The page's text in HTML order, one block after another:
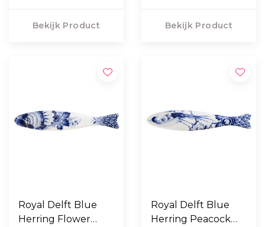
Bekijk Product Bekijk Product
Royal Delft Blue
Herring Flower
Royal Delft Blue
Herring Peacock